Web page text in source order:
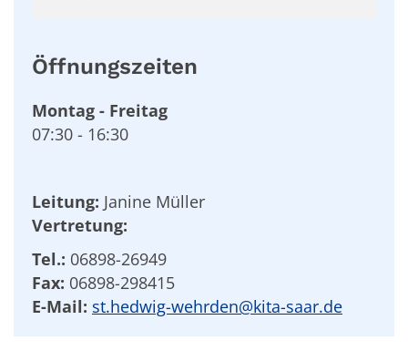
Öffnungszeiten
Montag - Freitag
07:30 - 16:30
Leitung: Janine Müller
Vertretung:
Tel.: 06898-26949
Fax: 06898-298415
E-Mail: st.hedwig-wehrden@kita-saar.de